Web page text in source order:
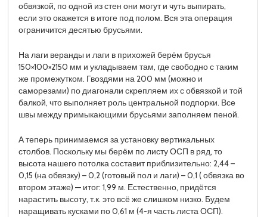
обвязкой, по одной из стен они могут и чуть выпирать,
если это окажется в итоге под полом. Вся эта операция
ограничится десятью брусьями.
На лаги веранды и лаги в прихожей берём брусья
150×100×2150 мм и укладываем там, где свободно с таким
же промежутком. Гвоздями на 200 мм (можно и
саморезами) по диагонали скрепляем их с обвязкой и той
балкой, что выполняет роль центральной подпорки. Все
швы между примыкающими брусьями заполняем пеной.
А теперь принимаемся за установку вертикальных
столбов. Поскольку мы берём по листу ОСП в ряд, то
высота нашего потолка составит приблизительно: 2,44 –
0,15 (на обвязку) – 0,2 (готовый пол и лаги) – 0,1 ( обвязка во
втором этаже) — итог: 1,99 м. Естественно, придётся
нарастить высоту, т.к. это всё же слишком низко. Будем
наращивать кусками по 0,61 м (4-я часть листа ОСП).